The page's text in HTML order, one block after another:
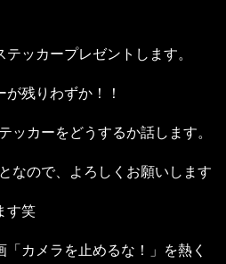
ッカープレゼントします。
残りわずか！！
ッカーをどうするか話します。
なので、よろしくお願いします
す笑
カメラを止めるな！」を熱く